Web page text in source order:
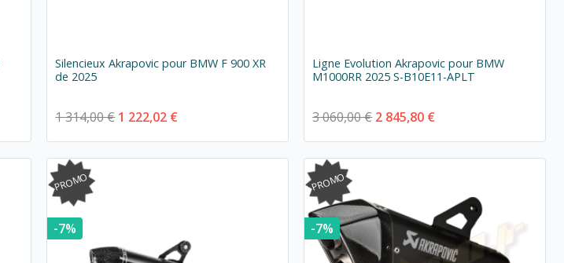
Silencieux Akrapovic pour BMW F 900 XR
de 2025
1 314,00 € 1 222,02 €
Ligne Evolution Akrapovic pour BMW
M1000RR 2025 S-B10E11-APLT
3 060,00 € 2 845,80 €
PROMO
-7%
PROMO
-7%